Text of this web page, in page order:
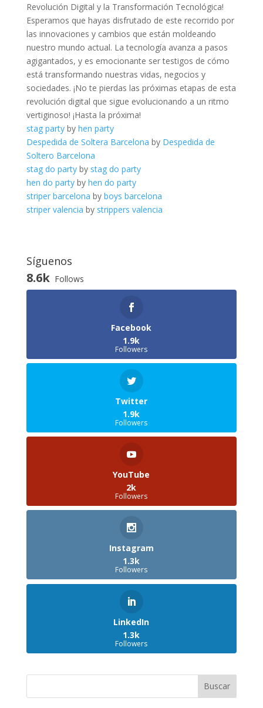
Revolución⁤ Digital y la Transformación Tecnológica!
Esperamos que hayas disfrutado de⁣ este recorrido por
⁤las innovaciones y cambios que⁣ están moldeando
nuestro mundo actual. La tecnología avanza a pasos
agigantados, y‌ es emocionante ser testigos de cómo
está transformando nuestras vidas, negocios y
sociedades. ¡No te pierdas las próximas etapas de‌ esta
‌revolución ‌digital que‍ sigue‍ evolucionando a un ritmo
vertiginoso! ¡Hasta la próxima!
stag partyby hen party
Despedida de Soltera Barcelona by Despedida de
Soltero Barcelona
stag do partyby stag do party
hen do partyby hen do party
striper barcelona by boys barcelona
striper valencia by strippers valencia
Síguenos
8.6k Follows
Facebook
1.9k
Followers
Twitter
1.9k
Followers
YouTube
2k
Followers
Instagram
1.3k
Followers
LinkedIn
1.3k
Followers